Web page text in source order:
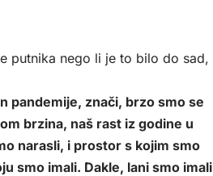
putnika nego li je to bilo do sad,
pandemije, znači, brzo smo se
brzina, naš rast iz godine u
narasli, i prostor s kojim smo
smo imali. Dakle, lani smo imali